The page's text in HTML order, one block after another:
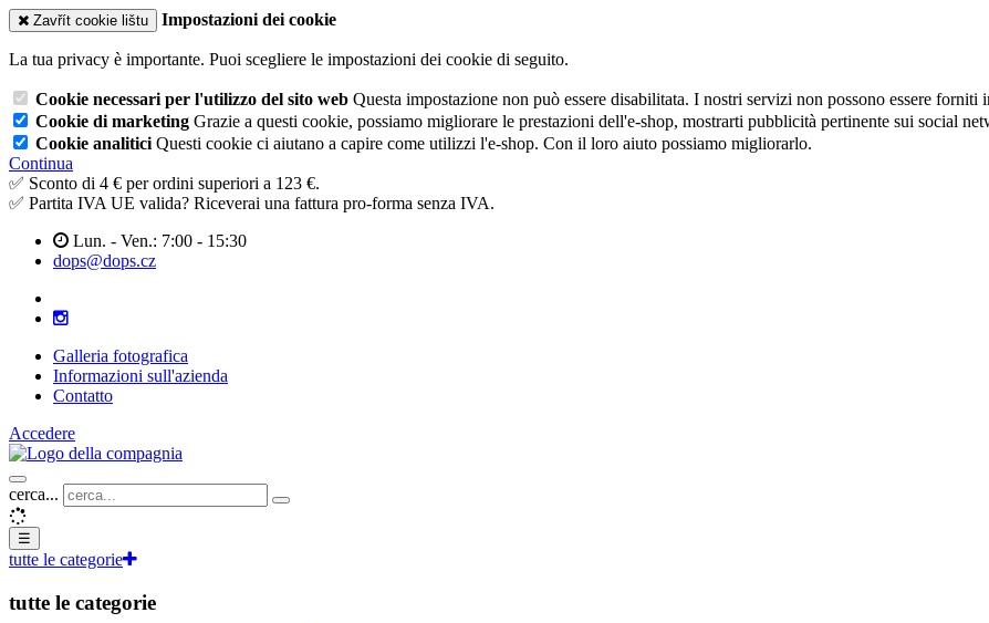
Zavřít cookie lištu Impostazioni dei cookie
La tua privacy è importante. Puoi scegliere le impostazioni dei cookie di seguito.
Cookie necessari per l'utilizzo del sito web Questa impostazione non può essere disabilitata. I nostri servizi non possono essere
Cookie di marketing Grazie a questi cookie, possiamo migliorare le prestazioni dell'e-shop, mostrarti pubblicità pertinente sui social
Cookie analitici Questi cookie ci aiutano a capire come utilizzi l'e-shop. Con il loro aiuto possiamo migliorarlo.
Continua
✅ Sconto di 4 € per ordini superiori a 123 €.
✅ Partita IVA UE valida? Riceverai una fattura pro-forma senza IVA.
Lun. - Ven.: 7:00 - 15:30
dops@dops.cz
Galleria fotografica
Informazioni sull'azienda
Contatto
Accedere
cerca...
☰
tutte le categorie
tutte le categorie